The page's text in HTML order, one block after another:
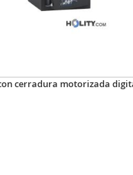
cerradura motorizada